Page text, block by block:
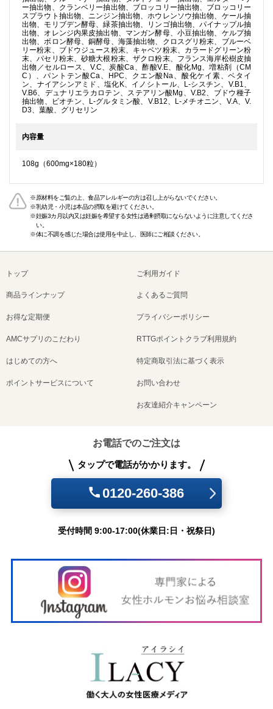
ー抽出物、クランベリー抽出物、ブロッコリー抽出物、ブロッコリー
スプラウト抽出物、ニンジン抽出物、ホウレンソウ抽出物、ケール抽
出物、モリブデン酵母、緑茶抽出物、リンゴ抽出物、パイナップル抽
出物、オレンジ内果皮抽出物、マンガン酵母、小豆抽出物、ケルプ抽
出物、ボロン酵母、銅酵母、海藻抽出物、クロスグリ粉末、ブルーベ
リー粉末、ブドウジュース粉末、キャベツ粉末、カラードグリーン粉
末、パセリ粉末、砂糖大根粉末、ザクロ粉末、フランス海岸松樹皮抽
出物／セルロース、V.C、炭酸Ca、酢酸V.E、酸化Mg、増粘剤（CM
C）、パントテン酸Ca、HPC、クエン酸Na、酸化ケイ素、ベタイ
ン、ナイアシンアミド、塩化K、イノシトール、L-シスチン、V.B1、
V.B6、デュナリエラカロテン、ステアリン酸Mg、V.B2、ブドウ種子
抽出物、ビオチン、L-グルタミン酸、V.B12、L-メチオニン、V.A、V.
D3、葉酸、グリセリン
内容量
108g（600mg×180粒）
原材料をご覧の上、食品アレルギーの方は召し上がらないでください。
乳幼児・小児は本品の摂取を避けてください。
妊娠3カ月以内又は妊娠を希望する女性は過剰摂取にならないように注意してくださ
い。
体に不調を感じた場合は使用を中止し、医師にご相談ください。
トップ
商品ラインナップ
お得な定期便
AMCサプリのこだわり
はじめての方へ
ポイントサービスについて
ご利用ガイド
よくあるご質問
プライバシーポリシー
RTTGポイントクラブ利用規約
特定商取引法に基づく表示
お問い合わせ
お友達紹介キャンペーン
お電話でのご注文は
タップで電話がかかります。
0120-260-386
受付時間 9:00-17:00(休業日:日・祝祭日)